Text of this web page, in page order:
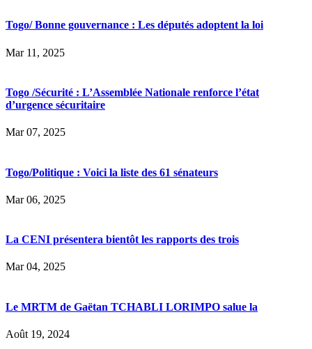
Togo/ Bonne gouvernance : Les députés adoptent la loi
Mar 11, 2025
Togo /Sécurité : L’Assemblée Nationale renforce l’état
d’urgence sécuritaire
Mar 07, 2025
Togo/Politique : Voici la liste des 61 sénateurs
Mar 06, 2025
La CENI présentera bientôt les rapports des trois
Mar 04, 2025
Le MRTM de Gaëtan TCHABLI LORIMPO salue la
Août 19, 2024